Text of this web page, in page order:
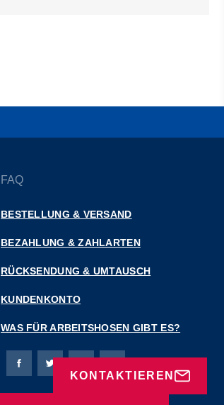
KONTAKTIEREN
FAQ
BESTELLUNG & VERSAND
BEZAHLUNG & ZAHLARTEN
RÜCKSENDUNG & UMTAUSCH
KUNDENKONTO
WAS FÜR ARBEITSHOSEN GIBT ES?
Bierbaum-Proenen Facebook-Seite
Bierbaum-Proenen Twitter Seite
Bierbaum-Proenen LinkedIn
Bierbaum-Proenen